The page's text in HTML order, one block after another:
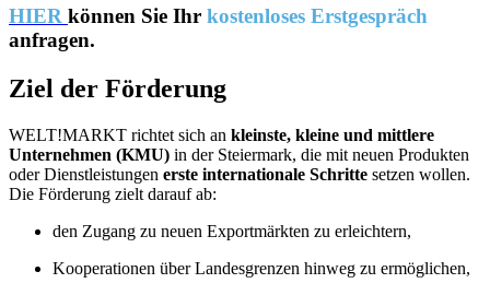
HIER können Sie Ihr kostenloses Erstgespräch
anfragen.
Ziel der Förderung
WELT!MARKT richtet sich an kleinste, kleine und mittlere
Unternehmen (KMU) in der Steiermark, die mit neuen Produkten
oder Dienstleistungen erste internationale Schritte setzen wollen.
Die Förderung zielt darauf ab:
den Zugang zu neuen Exportmärkten zu erleichtern,
Kooperationen über Landesgrenzen hinweg zu ermöglichen,